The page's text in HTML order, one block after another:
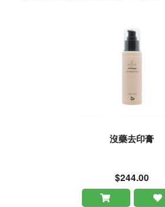
沒藥去印膏
$244.00